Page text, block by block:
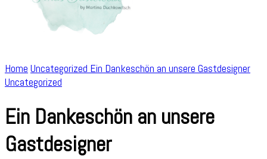
Home Uncategorized Ein Dankeschön an unsere Gastdesigner
Uncategorized
Ein Dankeschön an unsere
Gastdesigner